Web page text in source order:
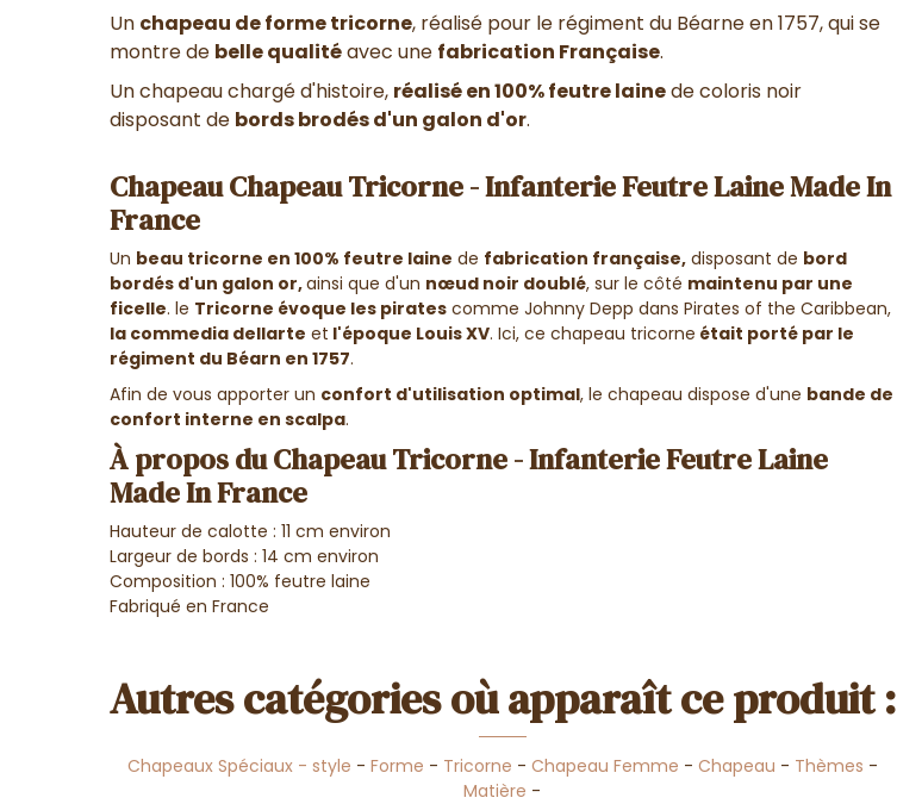
Un chapeau de forme tricorne, réalisé pour le régiment du Béarne en 1757,qui se
montre de belle qualitéavec une fabrication Française.
Un chapeau chargé d'histoire, réalisé en 100% feutre lainede coloris noir
disposant de bords brodés d'un galon d'or.
Chapeau Chapeau Tricorne - Infanterie Feutre Laine Made In
France
Un beau tricorne en 100% feutre laine de fabrication française, disposant de bord
bordés d'un galon or,ainsi que d'un nœud noir doublé, sur le côté maintenu par une
ficelle. le Tricorne évoque les pirates comme Johnny Depp dans Pirates of the Caribbean,
la commedia dellarte et l'époque Louis XV. Ici, ce chapeau tricorne était porté par le
régiment du Béarn en 1757.
Afin de vous apporter un confort d'utilisation optimal, le chapeau dispose d'une bande de
confort interne en scalpa.
À propos du Chapeau Tricorne - Infanterie Feutre Laine
Made In France
Hauteur de calotte : 11 cm environ
Largeur de bords : 14 cm environ
Composition : 100% feutre laine
Fabriqué en France
Autres catégories où apparaît ce produit :
Chapeaux Spéciaux - style - Forme - Tricorne - Chapeau Femme - Chapeau - Thèmes -
Matière -